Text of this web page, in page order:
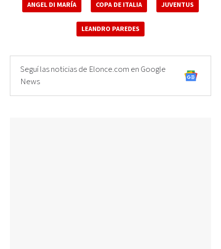
ANGEL DI MARÍA COPA DE ITALIA JUVENTUS
LEANDRO PAREDES
Seguí las noticias de Elonce.com en Google
News